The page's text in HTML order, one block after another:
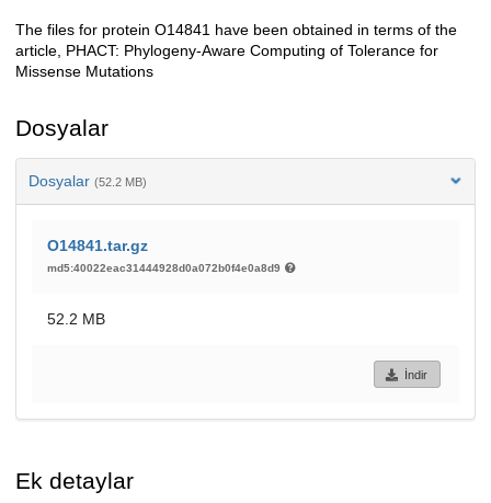
Açıklama
The files for protein O14841 have been obtained in terms of the
article, PHACT: Phylogeny-Aware Computing of Tolerance for
Missense Mutations
Dosyalar
Dosyalar (52.2 MB)
O14841.tar.gz
md5:40022eac31444928d0a072b0f4e0a8d9
52.2 MB
İndir
Ek detaylar